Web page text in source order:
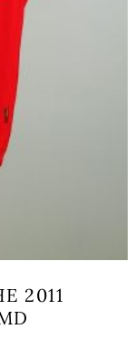
2011